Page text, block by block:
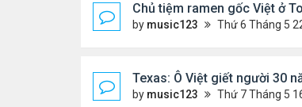
Chủ tiệm ramen gốc Việt ở
by music123 Thứ 6 Tháng 5 22, 2026
Texas: Ô Việt giết người 30
by music123 Thứ 7 Tháng 5 16, 2026